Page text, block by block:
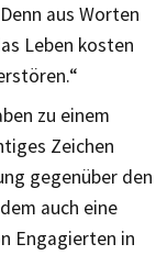
aus Worten
Leben kosten
zu einem
Zeichen
gegenüber den
auch eine
Engagierten in